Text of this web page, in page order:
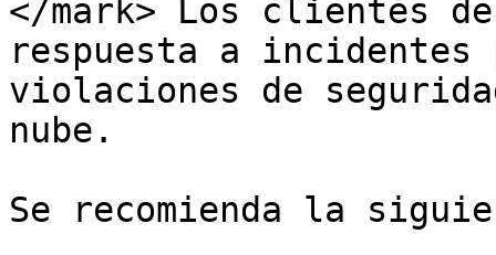
</mark> Los clientes
respuesta a incidentes
violaciones de
nube.
Se recomienda la